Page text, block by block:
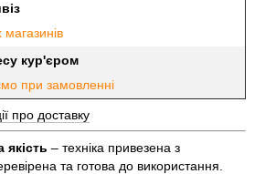
магазинів
кур'єром
при замовленні
про доставку
– техніка привезена з
та готова до використання.